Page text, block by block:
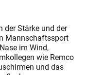
der Stärke und der
Mannschaftssport
im Wind,
wie Remco
und das